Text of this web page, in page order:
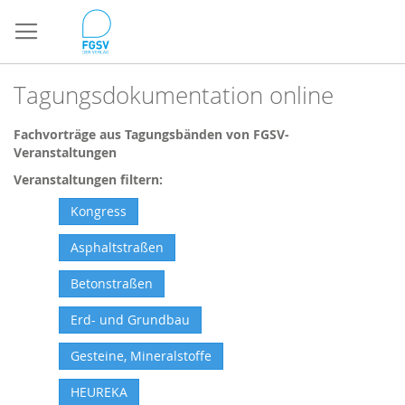
zum
Inhalt
Tagungsdokumentation online
Fachvorträge aus Tagungsbänden von FGSV-
Veranstaltungen
Veranstaltungen filtern:
Kongress
Asphaltstraßen
Betonstraßen
Erd- und Grundbau
Gesteine, Mineralstoffe
HEUREKA